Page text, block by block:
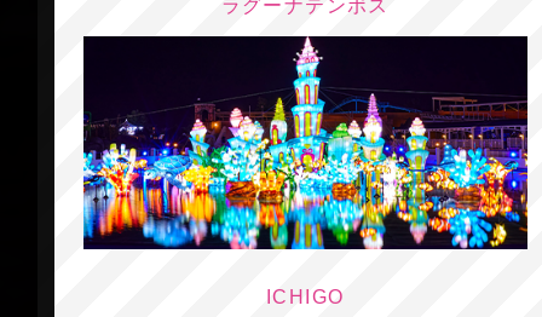
ラグーナテンボス
ICHIGO